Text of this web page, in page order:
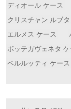
ディオール ケース
クリスチャン ルブ
エルメス ケース
ボッテガヴェネタ ケ
ベルルッティ ケース